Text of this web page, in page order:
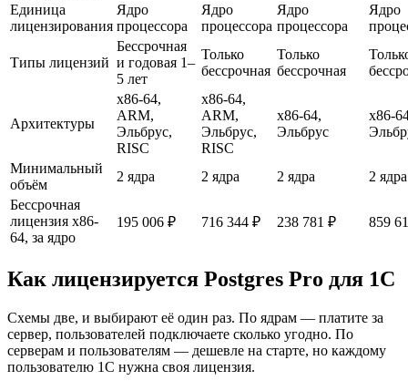
Единица
лицензирования
Ядро
процессора
Ядро
процессора
Ядро
процессора
Ядро
Типы лицензий
Бессрочная
и годовая 1–
5 лет
Только
бессрочная
Только
бессрочная
Архитектуры
x86-64,
ARM,
Эльбрус,
RISC
x86-64,
ARM,
Эльбрус,
RISC
x86-64,
Эльбрус
x86-
Минимальный
объём
2 ядра 2 ядра 2 ядра
2 ядра
Бессрочная
лицензия x86-
64, за ядро
195 006 ₽ 716 344 ₽ 238 781 ₽ 859
Как лицензируется Postgres Pro для 1С
Схемы две, и выбирают её один раз. По ядрам — платите за
сервер, пользователей подключаете сколько угодно. По
серверам и пользователям — дешевле на старте, но каждому
пользователю 1С нужна своя лицензия.